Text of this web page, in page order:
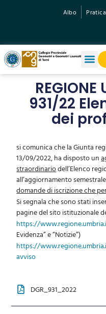
Albo
REGIONE
931/22
dei
si comunica che la Giunta
13/09/2022, ha disposto un
straordinariodell’Elenco
all’aggiornamento
domande di iscrizione che
Si segnala che sono stati
pagine del sito istituzionale
https://
Evidenza” e “Notizie”)
https://
avviso
DGR_931_2022